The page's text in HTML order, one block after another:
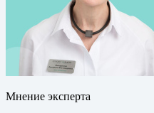
Мнение эксперта